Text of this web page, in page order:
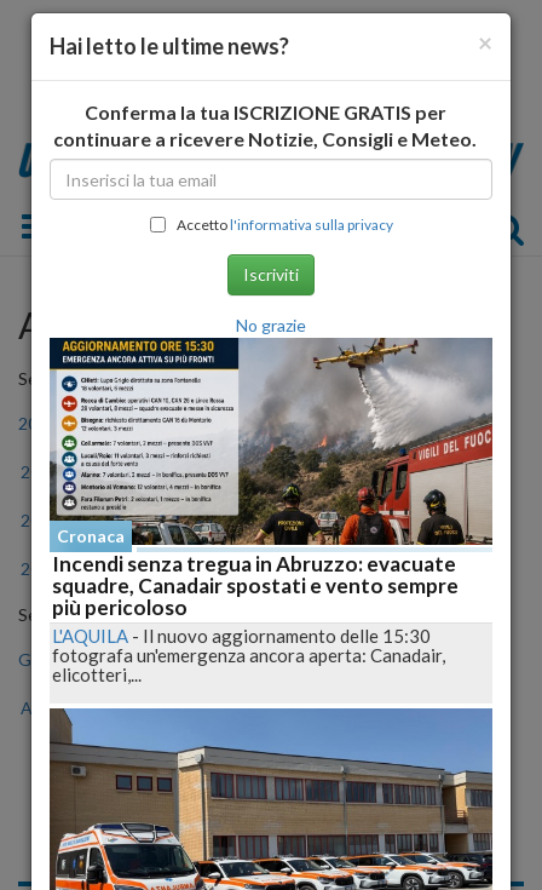
Toggle navigation
Archivio Storico
Seleziona l'anno
2006 2007 2008 2009 2011
2012 2013 2014 2015 2016 2017
2018 2019 2020 2021 2022 2023
2024 2025 2026
Seleziona il mese
Gen Feb Mar Apr Mag Giu Lug
Ago Set Ott Nov Dic
Notizie di Martedì, 03
Novembre 2009
×
Hai letto le ultime news?
Conferma la tua ISCRIZIONE GRATIS per
continuare a ricevere Notizie, Consigli e Meteo.
Accettol'informativa sulla privacy
Iscriviti
No grazie
Cronaca
Incendi senza tregua in Abruzzo: evacuate
squadre, Canadair spostati e vento sempre
più pericoloso
L'AQUILA - Il nuovo aggiornamento delle 15:30
fotografa un'emergenza ancora aperta: Canadair,
elicotteri,...